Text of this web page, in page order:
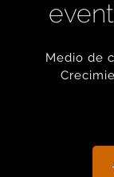
Medio de